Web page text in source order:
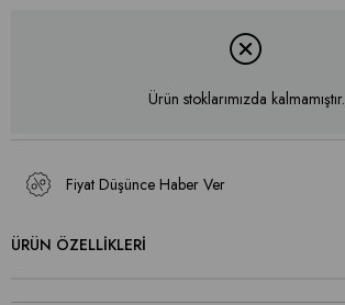
Ürün stoklarımızda kalmamıştır.
Fiyat Düşünce Haber Ver
ÜRÜN ÖZELLIKLERI